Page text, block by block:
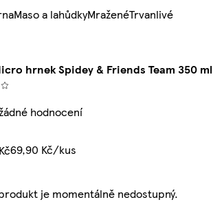
Maso a lahůdkyMraženéTrvanlivé
hrnek Spidey & Friends Team 350 ml
hodnocení
69,90 Kč/kus
je momentálně nedostupný.